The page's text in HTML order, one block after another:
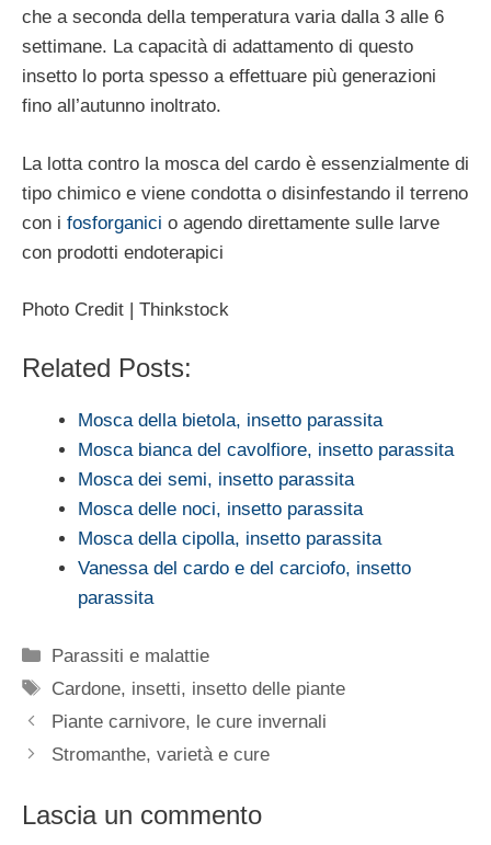
che a seconda della temperatura varia dalla 3 alle 6
settimane. La capacità di adattamento di questo
insetto lo porta spesso a effettuare più generazioni
fino all’autunno inoltrato.
La lotta contro la mosca del cardo è essenzialmente di
tipo chimico e viene condotta o disinfestando il terreno
con i fosforganici o agendo direttamente sulle larve
con prodotti endoterapici
Photo Credit | Thinkstock
Related Posts:
Mosca della bietola, insetto parassita
Mosca bianca del cavolfiore, insetto parassita
Mosca dei semi, insetto parassita
Mosca delle noci, insetto parassita
Mosca della cipolla, insetto parassita
Vanessa del cardo e del carciofo, insetto
parassita
Categorie
Parassiti e malattie
Tag
Cardone, insetti, insetto delle piante
Piante carnivore, le cure invernali
Stromanthe, varietà e cure
Lascia un commento